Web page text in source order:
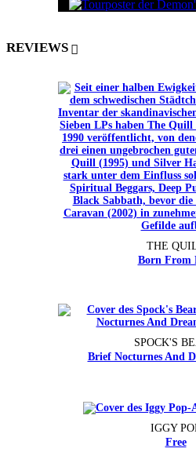
REVIEWS
THE
Born From
SPOCK'S
Brief Nocturnes And
IGGY
Free